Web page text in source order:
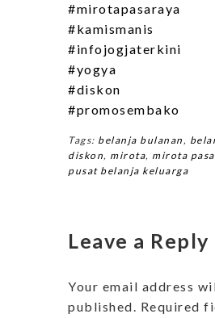
#mirotapasaraya
#kamismanis
#infojogjaterkini
#yogya
#diskon
#promosembako
Tags: belanja bulanan,
diskon, mirota, mirota
pusat belanja keluarga
Leave a Reply
Your email address
published. Required